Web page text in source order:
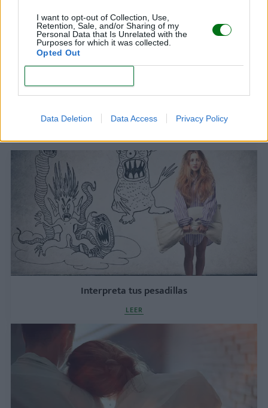
I want to opt-out of Collection, Use,
Retention, Sale, and/or Sharing of my
Personal Data that Is Unrelated with the
Purposes for which it was collected.
Opted Out
Data Deletion Data Access Privacy Policy
Crianza compartida: priorizando el cuidado de
Interpreta tus pesadillas
LEER